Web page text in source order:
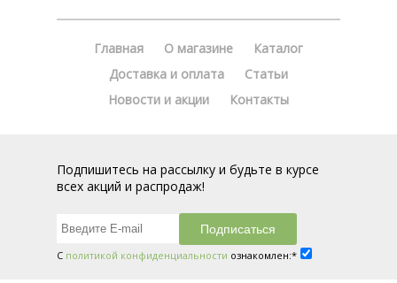
Главная О магазине
Каталог
Доставка и оплата
Статьи
Новости и акции
Контакты
Подпишитесь на рассылку и будьте в курсе
всех акций и распродаж!
С политикой конфиденциальности ознакомлен:*